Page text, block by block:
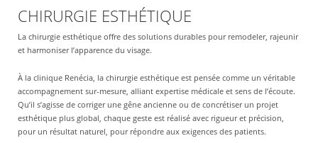
CHIRURGIE ESTHÉTIQUE
La chirurgie esthétique offre des solutions durables pour remodeler, rajeunir
et harmoniser l’apparence du visage.
À la clinique Renécia, la chirurgie esthétique est pensée comme un véritable
accompagnement sur-mesure, alliant expertise médicale et sens de l’écoute.
Qu’il s’agisse de corriger une gêne ancienne ou de concrétiser un projet
esthétique plus global, chaque geste est réalisé avec rigueur et précision,
pour un résultat naturel, pour répondre aux exigences des patients.